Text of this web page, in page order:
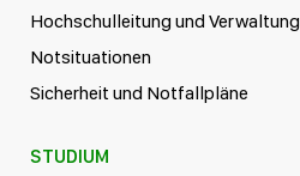
Hochschulleitung und Verwaltung
Notsituationen
Sicherheit und Notfallpläne
STUDIUM